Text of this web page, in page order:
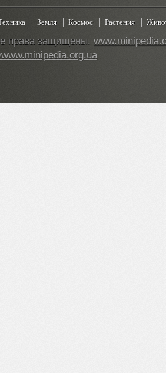
Земля Космос Растения
права защищены.